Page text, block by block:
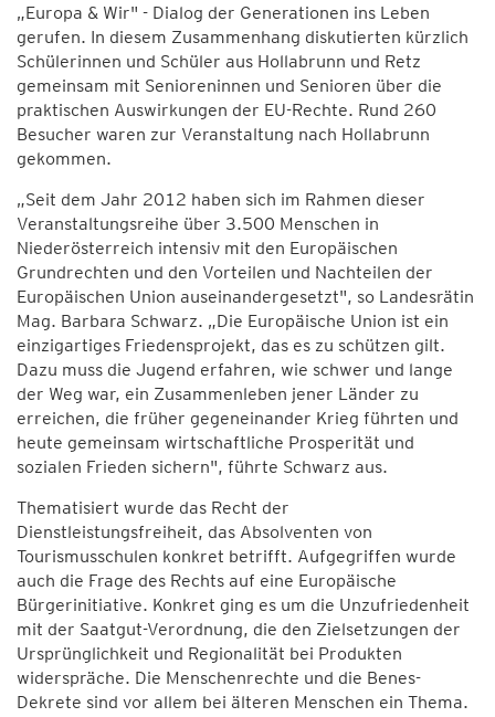
„Europa & Wir" - Dialog der Generationen ins Leben
gerufen. In diesem Zusammenhang diskutierten kürzlich
Schülerinnen und Schüler aus Hollabrunn und Retz
gemeinsam mit Senioreninnen und Senioren über die
praktischen Auswirkungen der EU-Rechte. Rund 260
Besucher waren zur Veranstaltung nach Hollabrunn
gekommen.
„Seit dem Jahr 2012 haben sich im Rahmen dieser
Veranstaltungsreihe über 3.500 Menschen in
Niederösterreich intensiv mit den Europäischen
Grundrechten und den Vorteilen und Nachteilen der
Europäischen Union auseinandergesetzt", so Landesrätin
Mag. Barbara Schwarz. „Die Europäische Union ist ein
einzigartiges Friedensprojekt, das es zu schützen gilt.
Dazu muss die Jugend erfahren, wie schwer und lange
der Weg war, ein Zusammenleben jener Länder zu
erreichen, die früher gegeneinander Krieg führten und
heute gemeinsam wirtschaftliche Prosperität und
sozialen Frieden sichern", führte Schwarz aus.
Thematisiert wurde das Recht der
Dienstleistungsfreiheit, das Absolventen von
Tourismusschulen konkret betrifft. Aufgegriffen wurde
auch die Frage des Rechts auf eine Europäische
Bürgerinitiative. Konkret ging es um die Unzufriedenheit
mit der Saatgut-Verordnung, die den Zielsetzungen der
Ursprünglichkeit und Regionalität bei Produkten
widerspräche. Die Menschenrechte und die Benes-
Dekrete sind vor allem bei älteren Menschen ein Thema.